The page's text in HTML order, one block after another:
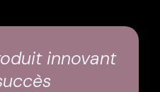
innovant